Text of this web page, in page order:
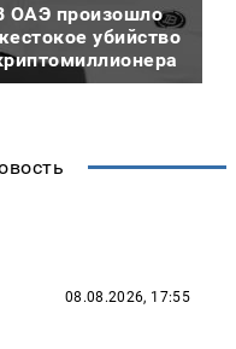
ОАЭ произошло
убийство
08.08.2026, 17:55